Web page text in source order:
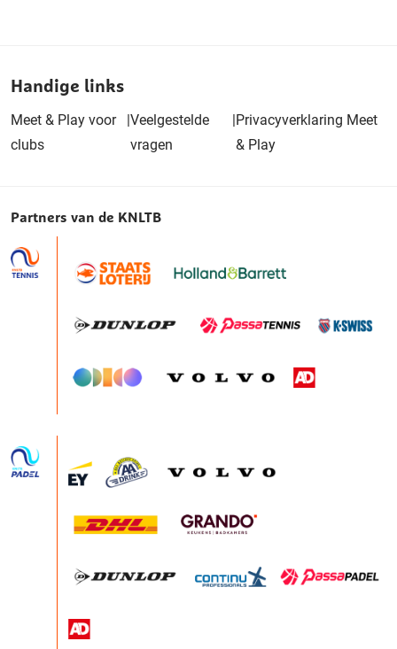
Handige links
Meet & Play voor
clubs
|Veelgestelde
vragen
|Privacyverklaring Meet
& Play
Partners van de KNLTB